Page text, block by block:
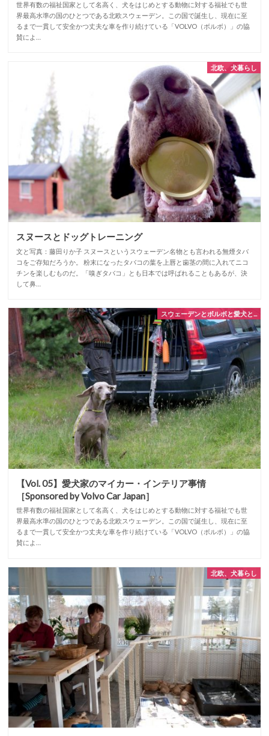
世界有数の福祉国家として名高く、犬をはじめとする動物に対する福祉でも世
界最高水準の国のひとつである北欧スウェーデン。この国で誕生し、現在に至
るまで一貫して安全かつ丈夫な車を作り続けている「VOLVO（ボルボ）」の協
賛によ…
北欧、犬暮らし
スヌースとドッグトレーニング
文と写真：藤田りか子 スヌースというスウェーデン名物とも言われる無煙タバ
コをご存知だろうか。 粉末になったタバコの葉を上唇と歯茎の間に入れてニコ
チンを楽しむものだ。「嗅ぎタバコ」とも日本では呼ばれることもあるが、決
して鼻…
スウェーデンとボルボと愛犬と...
【Vol. 05】愛犬家のマイカー・インテリア事情
［Sponsored by Volvo Car Japan］
世界有数の福祉国家として名高く、犬をはじめとする動物に対する福祉でも世
界最高水準の国のひとつである北欧スウェーデン。この国で誕生し、現在に至
るまで一貫して安全かつ丈夫な車を作り続けている「VOLVO（ボルボ）」の協
賛によ…
北欧、犬暮らし